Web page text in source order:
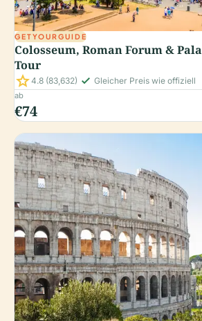
GETYOURGUIDE
Colosseum, Roman Forum &
Tour
star4.8 (83,632) check_small Gleicher Preis wie offiziell
ab
€74